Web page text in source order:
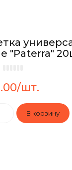
"Paterra"
шт.